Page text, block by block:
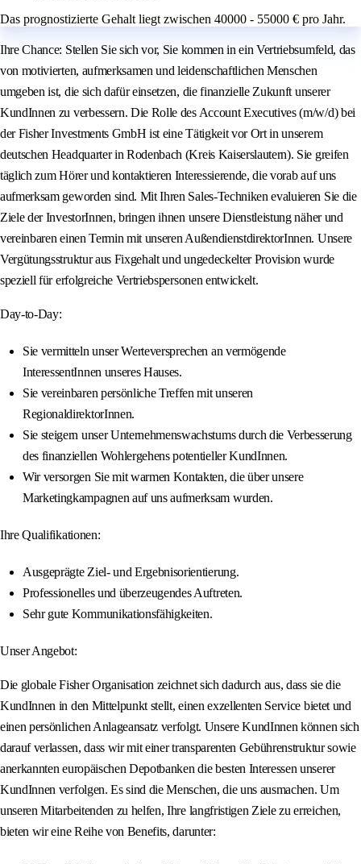
Das prognostizierte Gehalt liegt zwischen 40000 - 55000 € pro Jahr.
Ihre Chance: Stellen Sie sich vor, Sie kommen in ein Vertriebsumfeld, das
von motivierten, aufmerksamen und leidenschaftlichen Menschen
umgeben ist, die sich dafür einsetzen, die finanzielle Zukunft unserer
KundInnen zu verbessern. Die Rolle des Account Executives (m/w/d) bei
der Fisher Investments GmbH ist eine Tätigkeit vor Ort in unserem
deutschen Headquarter in Rodenbach (Kreis Kaiserslautern). Sie greifen
täglich zum Hörer und kontaktieren Interessierende, die vorab auf uns
aufmerksam geworden sind. Mit Ihren Sales-Techniken evaluieren Sie die
Ziele der InvestorInnen, bringen ihnen unsere Dienstleistung näher und
vereinbaren einen Termin mit unseren AußendienstdirektorInnen. Unsere
Vergütungsstruktur aus Fixgehalt und ungedeckelter Provision wurde
speziell für erfolgreiche Vertriebspersonen entwickelt.
Day-to-Day:
Sie vermitteln unser Werteversprechen an vermögende
InteressentInnen unseres Hauses.
Sie vereinbaren persönliche Treffen mit unseren
RegionaldirektorInnen.
Sie steigern unser Unternehmenswachstums durch die Verbesserung
des finanziellen Wohlergehens potentieller KundInnen.
Wir versorgen Sie mit warmen Kontakten, die über unsere
Marketingkampagnen auf uns aufmerksam wurden.
Ihre Qualifikationen:
Ausgeprägte Ziel- und Ergebnisorientierung.
Professionelles und überzeugendes Auftreten.
Sehr gute Kommunikationsfähigkeiten.
Unser Angebot:
Die globale Fisher Organisation zeichnet sich dadurch aus, dass sie die
KundInnen in den Mittelpunkt stellt, einen exzellenten Service bietet und
einen persönlichen Anlageansatz verfolgt. Unsere KundInnen können sich
darauf verlassen, dass wir mit einer transparenten Gebührenstruktur sowie
anerkannten europäischen Depotbanken die besten Interessen unserer
KundInnen verfolgen. Es sind die Menschen, die uns ausmachen. Um
unseren Mitarbeitenden zu helfen, Ihre langfristigen Ziele zu erreichen,
bieten wir eine Reihe von Benefits, darunter: